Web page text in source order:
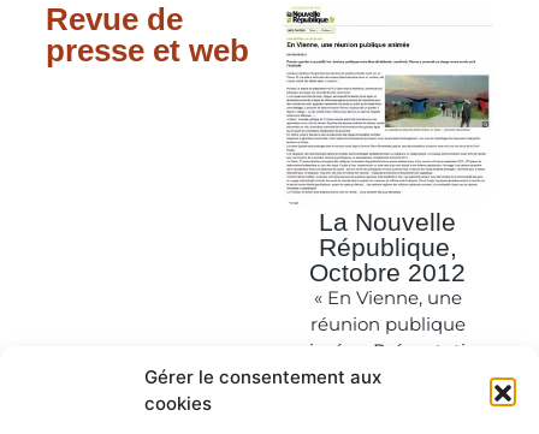
Gérer le consentement aux
cookies
Revue de
presse et web
La Nouvelle
République,
Octobre 2012
« En Vienne, une
réunion publique
animée » Présentation
du projet sur le quartier